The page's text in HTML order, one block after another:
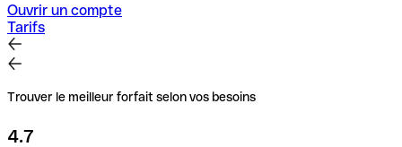
Ouvrir un compte
Tarifs
Trouver le meilleur forfait selon vos besoins
4.7